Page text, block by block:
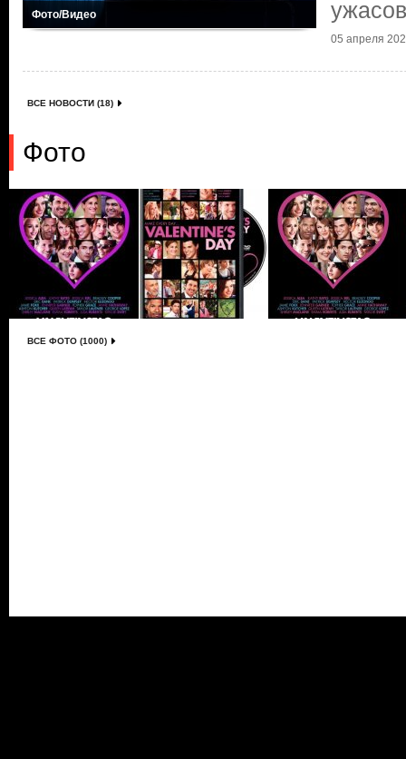
Фото/Видео
05 апреля
ВСЕ НОВОСТИ (18)
Фото
ВСЕ ФОТО (1000)